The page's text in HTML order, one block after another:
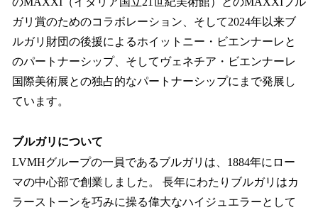
ガリ賞のためのコラボレーション、そして2024年以来ブ
ルガリ財団の後援によるホイットニー・ビエンナーレと
のパートナーシップ、そしてヴェネチア・ビエンナーレ
国際美術展との独占的なパートナーシップにまで発展し
ています。
ブルガリについて
LVMHグループの一員であるブルガリは、1884年にロー
マの中心部で創業しました。 長年にわたりブルガリはカ
ラーストーンを巧みに操る偉大なハイジュエラーとして